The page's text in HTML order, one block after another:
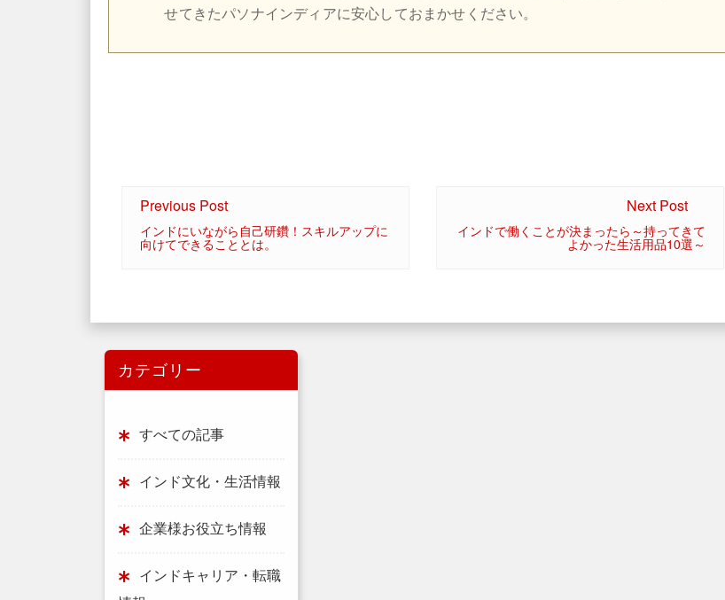
せてきたパソナインディアに安心しておまかせください。
Previous Post
インドにいながら自己研鑽！スキルアップに
向けてできることとは。
Next Post
インドで働くことが決まったら～持ってきて
よかった生活用品10選～
カテゴリー
すべての記事
インド文化・生活情報
企業様お役立ち情報
インドキャリア・転職